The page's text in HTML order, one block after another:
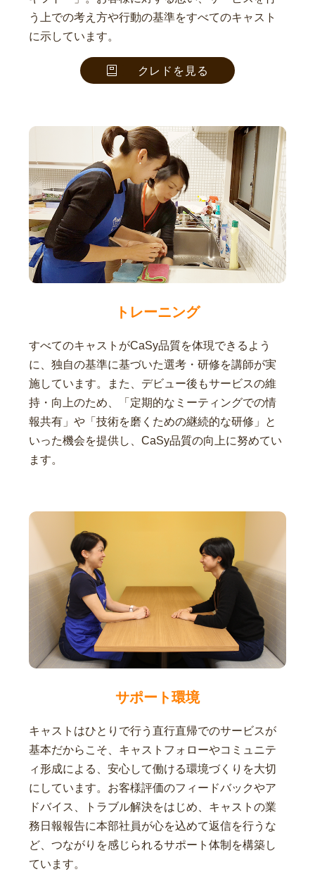
う上での考え方や行動の基準をすべてのキャスト
に示しています。
クレドを見る
トレーニング
すべてのキャストがCaSy品質を体現できるよう
に、独自の基準に基づいた選考・研修を講師が実
施しています。また、デビュー後もサービスの維
持・向上のため、「定期的なミーティングでの情
報共有」や「技術を磨くための継続的な研修」と
いった機会を提供し、CaSy品質の向上に努めてい
ます。
サポート環境
キャストはひとりで行う直行直帰でのサービスが
基本だからこそ、キャストフォローやコミュニテ
ィ形成による、安心して働ける環境づくりを大切
にしています。お客様評価のフィードバックやア
ドバイス、トラブル解決をはじめ、キャストの業
務日報報告に本部社員が心を込めて返信を行うな
ど、つながりを感じられるサポート体制を構築し
ています。